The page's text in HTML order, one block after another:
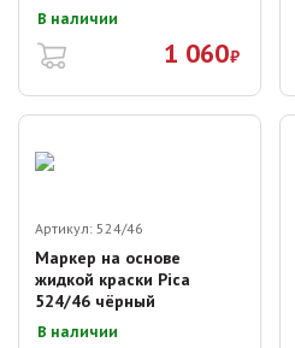
В наличии
1 060₽
Артикул: 524/46
Маркер на основе
жидкой краски Pica
524/46 чёрный
В наличии